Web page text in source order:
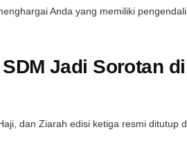
Anda yang memiliki
Jadi Sorotan
dan Ziarah edisi ketiga resmi ditutup